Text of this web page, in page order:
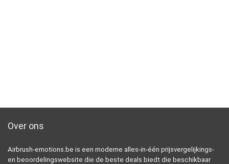
Over ons
Airbrush-emotions.be is een moderne alles-in-één prijsvergelijkings-
en beoordelingswebsite die de beste deals biedt die beschikbaar